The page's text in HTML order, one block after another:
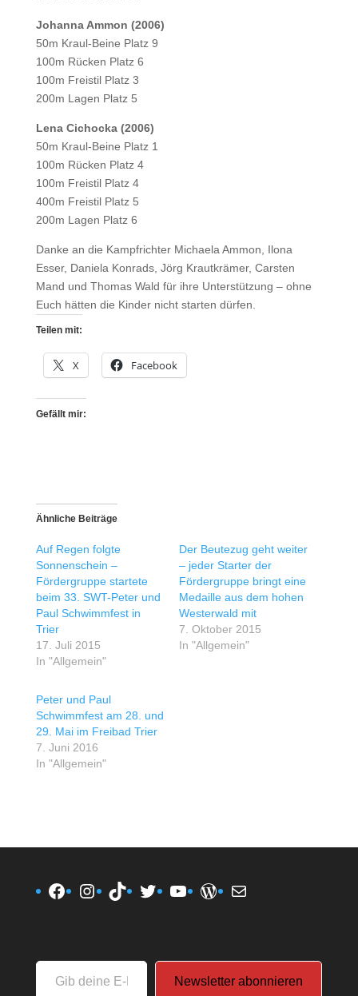
Johanna Ammon (2006)
50m Kraul-Beine Platz 9
100m Rücken Platz 6
100m Freistil Platz 3
200m Lagen Platz 5
Lena Cichocka (2006)
50m Kraul-Beine Platz 1
100m Rücken Platz 4
100m Freistil Platz 4
400m Freistil Platz 5
200m Lagen Platz 6
Danke an die Kampfrichter Michaela Ammon, Ilona
Esser, Daniela Konrads, Jörg Krautkrämer, Carsten
Mand und Thomas Wald für ihre Unterstützung – ohne
Euch hätten die Kinder nicht starten dürfen.
Teilen mit:
X Facebook
Gefällt mir:
Ähnliche Beiträge
Auf Regen folgte
Sonnenschein –
Fördergruppe startete
beim 33. SWT-Peter und
Paul Schwimmfest in
Trier
17. Juli 2015
In "Allgemein"
Der Beutezug geht weiter
– jeder Starter der
Fördergruppe bringt eine
Medaille aus dem hohen
Westerwald mit
7. Oktober 2015
In "Allgemein"
Peter und Paul
Schwimmfest am 28. und
29. Mai im Freibad Trier
7. Juni 2016
In "Allgemein"
Facebook
Instagram
TikTokTwitterYouTube
WordPress
E-Mail
deine
Newsletter abonnieren